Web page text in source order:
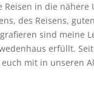
in die nähere
des Reisens,
sind meine
erfüllt.
mit in unseren